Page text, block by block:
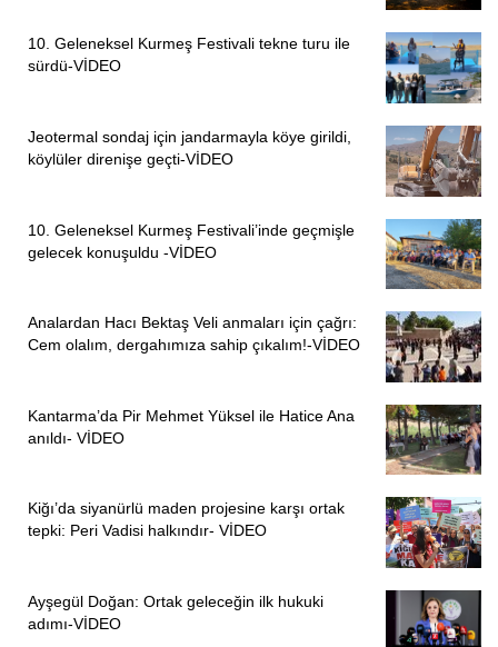
10. Geleneksel Kurmeş Festivali tekne turu ile
sürdü-VİDEO
Jeotermal sondaj için jandarmayla köye girildi,
köylüler direnişe geçti-VİDEO
10. Geleneksel Kurmeş Festivali’inde geçmişle
gelecek konuşuldu -VİDEO
Analardan Hacı Bektaş Veli anmaları için çağrı:
Cem olalım, dergahımıza sahip çıkalım!-VİDEO
Kantarma’da Pir Mehmet Yüksel ile Hatice Ana
anıldı- VİDEO
Kiğı’da siyanürlü maden projesine karşı ortak
tepki: Peri Vadisi halkındır- VİDEO
Ayşegül Doğan: Ortak geleceğin ilk hukuki
adımı-VİDEO